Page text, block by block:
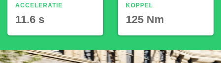
ACCELERATIE
11.6 s
KOPPEL
125 Nm